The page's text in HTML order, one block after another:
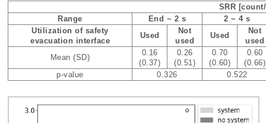
SRR
Range
End ~ 2 s
2 ~ 4 s
Utilization of safety
evacuation interface
Used
Not
used
Used
Not
used
Mean (SD)
0.16
(0.37)
0.26
(0.51)
0.70
(0.60)
0.60
(0.66)
p-value
0.326 0.522